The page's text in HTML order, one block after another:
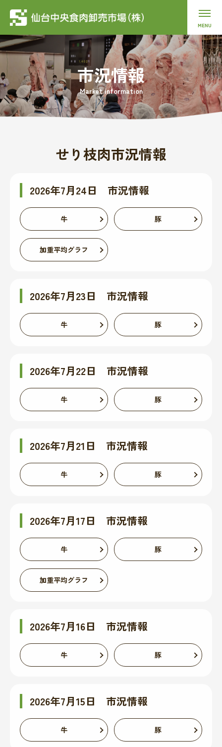
市況情報
Market information
せり枝肉市況情報
2026年7月24日 市況情報
牛 豚
加重平均グラフ
2026年7月23日 市況情報
牛 豚
2026年7月22日 市況情報
牛 豚
2026年7月21日 市況情報
牛 豚
2026年7月17日 市況情報
牛 豚
加重平均グラフ
2026年7月16日 市況情報
牛 豚
2026年7月15日 市況情報
牛 豚